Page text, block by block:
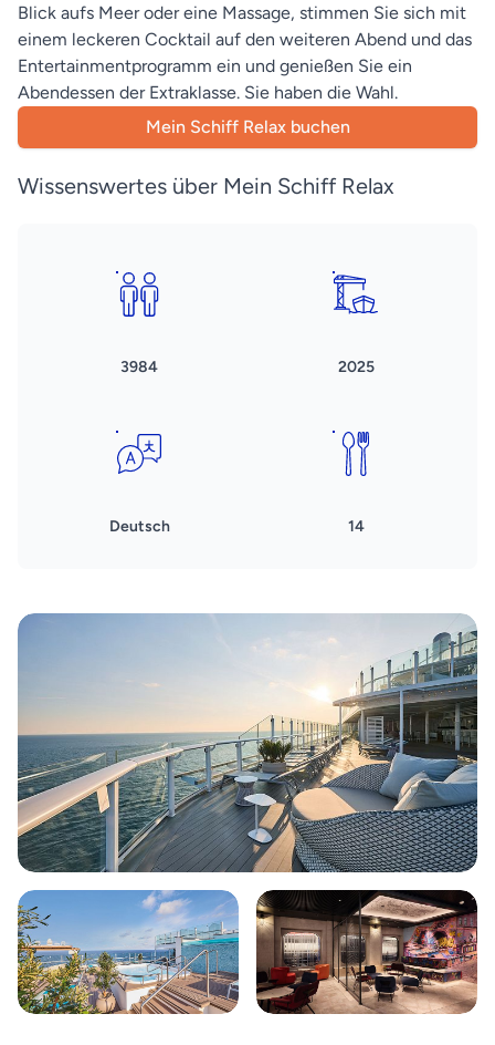
Blick aufs Meer oder eine Massage, stimmen Sie sich mit
einem leckeren Cocktail auf den weiteren Abend und das
Entertainmentprogramm ein und genießen Sie ein
Abendessen der Extraklasse. Sie haben die Wahl.
Mein Schiff Relax buchen
Wissenswertes über Mein Schiff Relax
3984 2025
Deutsch 14